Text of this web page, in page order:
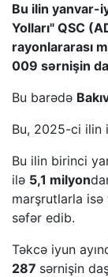
Bu ilin yanvar-
Yolları" QSC
rayonlararası
009 sərnişin
Bu barədə
Bu, 2025-ci ilin
Bu ilin birinci
ilə 5,1 milyon
marşrutlarla isə
səfər edib.
Təkcə iyun
287 sərnişin